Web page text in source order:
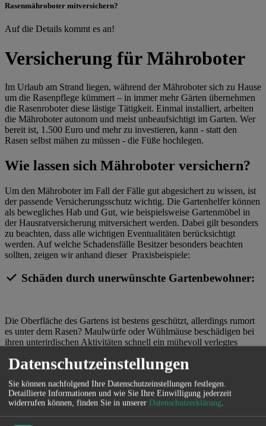
Rasenmähroboter mitversichern?
Auf die Details kommt es an!
Versicherung für Mähroboter
Im Urlaub am Strand liegen, während der Mähroboter sich zu Hause
um die Rasenpflege kümmert – in immer mehr Gärten übernehmen
die Rasenroboter diese lästige Tätigkeit. Einmal installiert, arbeiten
die Mähroboter autonom und meist unbeaufsichtigt im Garten. Wer
bereit ist, 1.500 Euro und mehr zu investieren, kann - statt den
Rasen selbst mähen zu müssen - die Füße hochlegen.
Wie lassen sich Mähroboter versichern?
Um den Mähroboter im Fall der Fälle gut abgesichert zu wissen, ist
der passende Versicherungsschutz wichtig. Die Gartenhelfer können
als bewegliches Hab und Gut, wie beispielsweise Gartenmöbel in
der Hausratversicherung mitversichert werden. Dabei gilt besonders
zu beachten, dass alle wichtigen Eventualitäten berücksichtigt
werden. Auf welche Schadensfälle Besitzer besonders beachten
sollten, zeigen wir anhand dieser Praxisbeispiele:
Schäden durch unerwünschte Gartenbewohner:
Die Oberfläche des Gartens ist bestens geschützt, allerdings rumort
es unter dem Rasen? Maulwürfe oder Wühlmäuse beschädigen bei
ihren unterirdischen Aktivitäten schnell ein mühevoll verlegtes
klar, an welcher Stelle genau das Kabel beschädigt wurde. Je größer
das Grundstück, desto größer und teurer fällt die Fehlersuche und -
beseitigung aus.
Sturm- oder Hagelschäden:
Datenschutzeinstellungen
Sie können nachfolgend Ihre Datenschutzeinstellungen festlegen.
Detaillierte Informationen und wie Sie Ihre Einwilligung jederzeit
widerrufen können, finden Sie in unserer Datenschutzerklärung.